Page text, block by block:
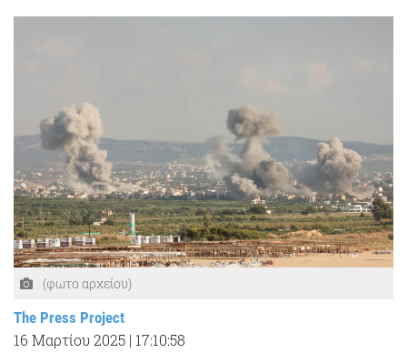
(φωτο αρχείου)
The Press Project
16 Μαρτίου 2025 | 17:10:58